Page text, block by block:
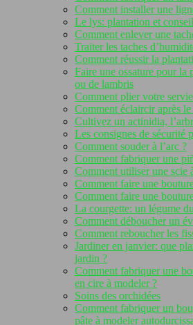
Comment installer une
Le lys: plantation et
Comment enlever une
Traiter les taches
Comment réussir la
Faire une ossature pour la
ou de lambris
Comment plier votre
Comment éclaircir après le
Cultivez un actinidia,
Les consignes de sécurité
Comment souder à l’arc ?
Comment fabriquer une
Comment utiliser une scie
Comment faire une
Comment faire une
La courgette: un légume
Comment déboucher un
Comment reboucher les
Jardiner en janvier: que
jardin ?
Comment fabriquer une
en cire à modeler ?
Soins des orchidées
Comment fabriquer un
pâte à modeler